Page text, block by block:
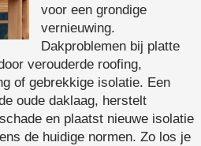
voor een grondige
vernieuwing.
Dakproblemen bij platte
verouderde roofing,
of gebrekkige isolatie. Een
oude daklaag, herstelt
en plaatst nieuwe isolatie
de huidige normen. Zo los je